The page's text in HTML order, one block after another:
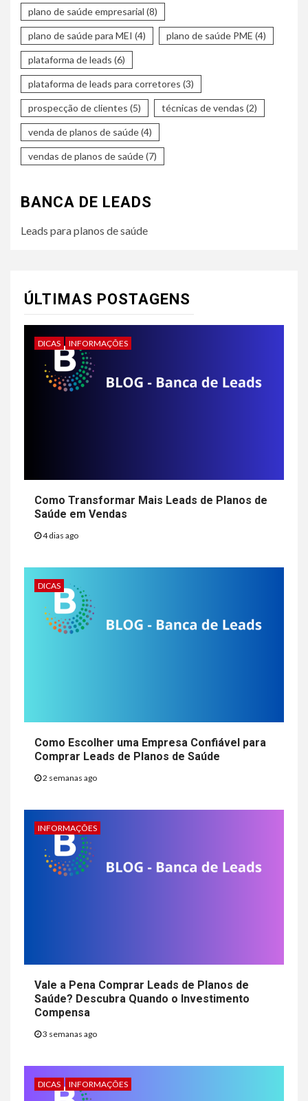
plano de saúde empresarial (8)
plano de saúde para MEI (4) plano de saúde PME (4)
plataforma de leads (6)
plataforma de leads para corretores (3)
prospecção de clientes (5) técnicas de vendas (2)
venda de planos de saúde(4)
vendas de planos de saúde(7)
BANCA DE LEADS
Leads para planos de saúde
ÚLTIMAS POSTAGENS
DICAS INFORMAÇÕES
Como Transformar Mais Leads de Planos de
Saúde em Vendas
4 dias ago
DICAS
Como Escolher uma Empresa Confiável para
Comprar Leads de Planos de Saúde
2 semanas ago
INFORMAÇÕES
Vale a Pena Comprar Leads de Planos de
Saúde? Descubra Quando o Investimento
Compensa
3 semanas ago
DICAS INFORMAÇÕES